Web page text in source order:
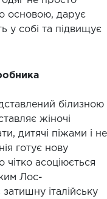
основою, дарує
у собі та підвищує
білизною
жіночі
дитячі піжами і не
готує нову
чітко асоціюється
Лос-
італійську